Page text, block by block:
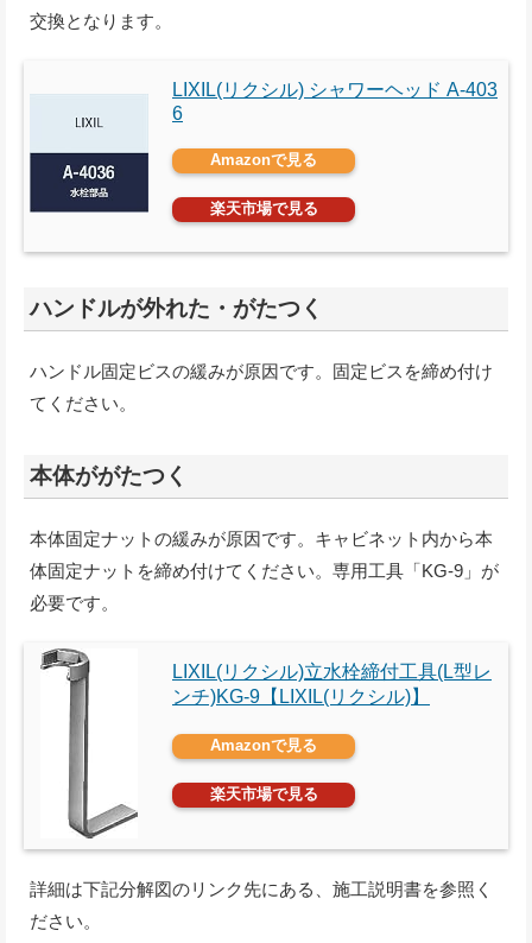
交換となります。
LIXIL(リクシル) シャワーヘッド A-403
6
Amazonで見る
楽天市場で見る
ハンドルが外れた・がたつく
ハンドル固定ビスの緩みが原因です。固定ビスを締め付け
てください。
本体ががたつく
本体固定ナットの緩みが原因です。キャビネット内から本
体固定ナットを締め付けてください。専用工具「KG-9」が
必要です。
LIXIL(リクシル)立水栓締付工具(L型レ
ンチ)KG-9【LIXIL(リクシル)】
Amazonで見る
楽天市場で見る
詳細は下記分解図のリンク先にある、施工説明書を参照く
ださい。